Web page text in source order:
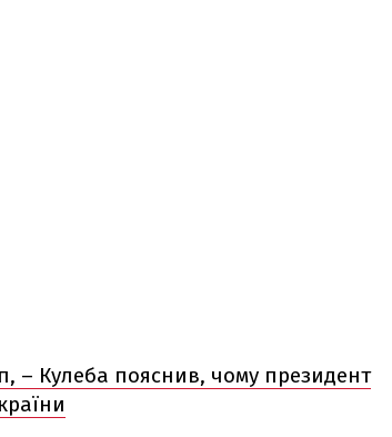
– Кулеба пояснив, чому президент